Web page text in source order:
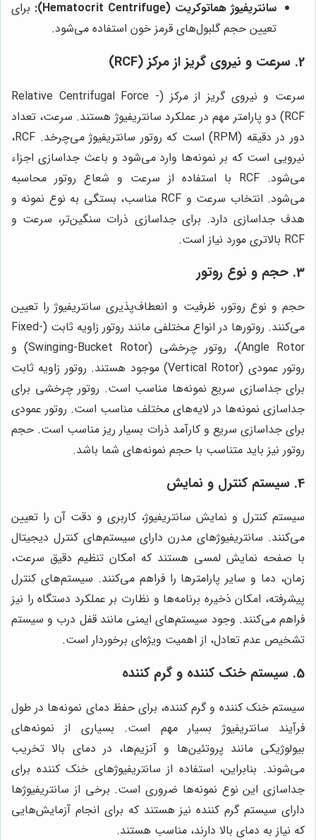
سانتریفیوژ هماتوکریت (Hematocrit Centrifuge):
برای
تعیین حجم گلبول‌های قرمز خون استفاده می‌شود.
2. سرعت و نیروی گریز از مرکز (RCF)
سرعت و نیروی گریز از مرکز (Relative Centrifugal Force -
RCF) دو پارامتر مهم در عملکرد سانتریفیوژ هستند. سرعت، تعداد
دور در دقیقه (RPM) است که روتور سانتریفیوژ می‌چرخد. RCF،
نیرویی است که بر نمونه‌ها وارد می‌شود و باعث جداسازی اجزاء
می‌شود. RCF با استفاده از سرعت و شعاع روتور محاسبه
می‌شود. انتخاب سرعت و RCF مناسب، بستگی به نوع نمونه و
هدف جداسازی دارد. برای جداسازی ذرات سنگین‌تر، سرعت و
RCF بالاتری مورد نیاز است.
3. حجم و نوع روتور
حجم و نوع روتور، ظرفیت و انعطاف‌پذیری سانتریفیوژ را تعیین
می‌کنند. روتورها در انواع مختلفی مانند روتور زاویه ثابت (Fixed-
Angle Rotor)، روتور چرخشی (Swinging-Bucket Rotor) و
روتور عمودی (Vertical Rotor) موجود هستند. روتور زاویه ثابت
برای جداسازی سریع نمونه‌ها مناسب است. روتور چرخشی برای
جداسازی نمونه‌ها در لایه‌های مختلف مناسب است. روتور عمودی
برای جداسازی سریع و کارآمد ذرات بسیار ریز مناسب است. حجم
روتور نیز باید متناسب با حجم نمونه‌های شما باشد.
4. سیستم کنترل و نمایش
سیستم کنترل و نمایش سانتریفیوژ، کاربری و دقت آن را تعیین
می‌کنند. سانتریفیوژهای مدرن دارای سیستم‌های کنترل دیجیتال
با صفحه نمایش لمسی هستند که امکان تنظیم دقیق سرعت،
زمان، دما و سایر پارامترها را فراهم می‌کنند. سیستم‌های کنترل
پیشرفته، امکان ذخیره برنامه‌ها و نظارت بر عملکرد دستگاه را نیز
فراهم می‌کنند. وجود سیستم‌های ایمنی مانند قفل درب و سیستم
تشخیص عدم تعادل، از اهمیت ویژه‌ای برخوردار است.
5. سیستم خنک کننده و گرم کننده
سیستم خنک کننده و گرم کننده، برای حفظ دمای نمونه‌ها در طول
فرآیند سانتریفیوژ بسیار مهم است. بسیاری از نمونه‌های
بیولوژیکی مانند پروتئین‌ها و آنزیم‌ها، در دمای بالا تخریب
می‌شوند. بنابراین، استفاده از سانتریفیوژهای خنک کننده برای
جداسازی این نوع نمونه‌ها ضروری است. برخی از سانتریفیوژها
دارای سیستم گرم کننده نیز هستند که برای انجام آزمایش‌هایی
که نیاز به دمای بالا دارند، مناسب هستند.